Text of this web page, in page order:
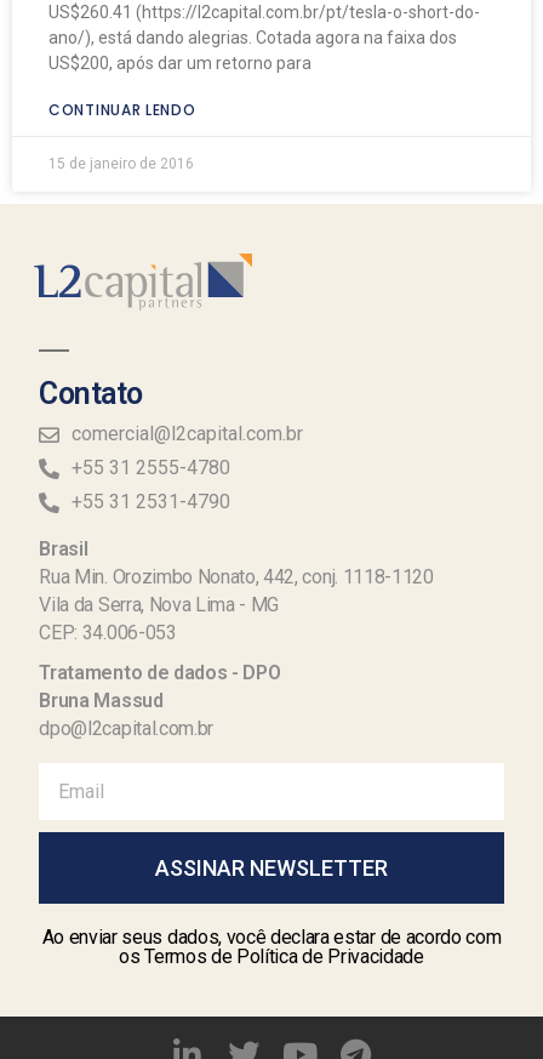
US$260.41 (https://l2capital.com.br/pt/tesla-o-short-do-
ano/), está dando alegrias. Cotada agora na faixa dos
US$200, após dar um retorno para
CONTINUAR LENDO
15 de janeiro de 2016
Contato
comercial@l2capital.com.br
+55 31 2555-4780
+55 31 2531-4790
Brasil
Rua Min. Orozimbo Nonato, 442, conj. 1118-1120
Vila da Serra, Nova Lima - MG
CEP: 34.006-053
Tratamento de dados - DPO
Bruna Massud
dpo@l2capital.com.br
ASSINAR NEWSLETTER
Ao enviar seus dados, você declara estar de acordo com
os Termos de Política de Privacidade